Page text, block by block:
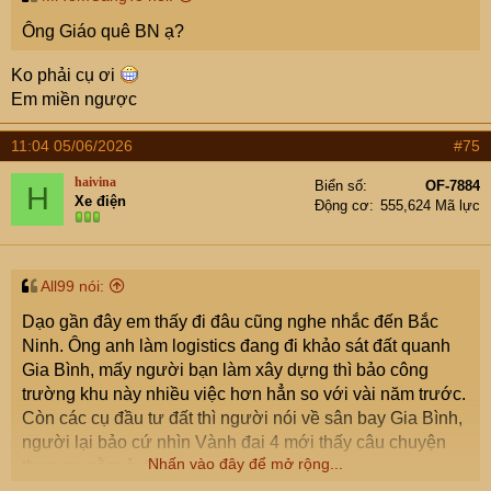
Ông Giáo quê BN ạ?
Ko phải cụ ơi
Em miền ngược
11:04 05/06/2026 #75
H haivina
Xe điện
Biển số
OF-7884
Động cơ
555,624 Mã lực
All99 nói:
Dạo gần đây em thấy đi đâu cũng nghe nhắc đến Bắc
Ninh. Ông anh làm logistics đang đi khảo sát đất quanh
Gia Bình, mấy người bạn làm xây dựng thì bảo công
trường khu này nhiều việc hơn hẳn so với vài năm trước.
Còn các cụ đầu tư đất thì người nói về sân bay Gia Bình,
người lại bảo cứ nhìn Vành đai 4 mới thấy câu chuyện
thực sự nằm ở đâu.Nhấn vào đây để mở rộng...